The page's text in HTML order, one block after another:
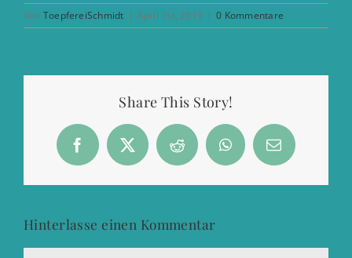
Von ToepfereiSchmidt | April 1st, 2019 | 0 Kommentare
Share This Story!
Facebook
X Reddit WhatsApp
E-
Mail
Hinterlasse einen Kommentar